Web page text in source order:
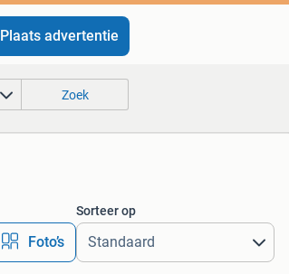
Plaats advertentie
Zoek
Foto’s
Sorteer op